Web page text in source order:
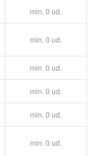
min. 0 ud.
min. 0 ud.
min. 0 ud.
min. 0 ud.
min. 0 ud.
min. 0 ud.